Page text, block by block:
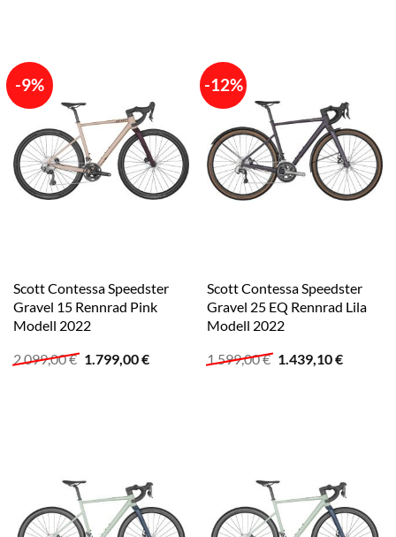
-9%
Scott Contessa Speedster
Gravel 15 Rennrad Pink
Modell 2022
2.099,00€ Ursprünglicher
1.799,00€Aktueller
-12%
Scott Contessa Speedster
Gravel 25 EQ Rennrad Lila
Modell 2022
1.599,00€ Ursprünglicher
1.439,10€